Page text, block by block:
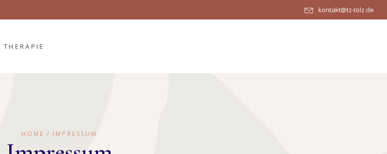
kontakt@tz-tölz.de
THERAPIE
HOME IMPRESSUM